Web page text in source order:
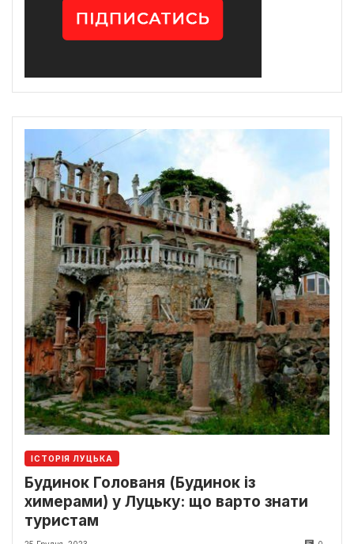
ІСТОРІЯ ЛУЦЬКА
Будинок Голованя (Будинок із
химерами) у Луцьку: що варто знати
туристам